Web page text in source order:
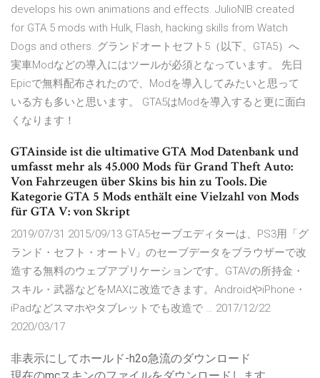
develops his own animations and effects. JulioNIB created
for GTA 5 mods with Hulk, Flash, hacking skills from Watch
Dogs and others. グランドオートセフト5（以下、GTA5）へ
実車Modなどの導入にはツールが必須となっています。 先日
Epicで無料配布されたので、Modを導入してみたいと思って
いる方も多いと思います。 GTA5はModを導入すると更に面白
くなります！
GTAinside ist die ultimative GTA Mod Datenbank und
umfasst mehr als 45.000 Mods für Grand Theft Auto:
Von Fahrzeugen über Skins bis hin zu Tools. Die
Kategorie GTA 5 Mods enthält eine Vielzahl von Mods
für GTA V: von Skript
2019/07/31 2015/09/13 GTA5セーブエディターは、PS3用「グ
ランド・セフト・オートV」のセーブデータをブラウザーで改
造する無料のウェブアプリケーションです。GTAVの所持金・
スキル・武器などをMAXに改造できます。AndroidやiPhone・
iPadなどスマホやタブレットでも改造で … 2017/12/22
2020/03/17
非表示にしてホールド-h2o急流のダウンロード